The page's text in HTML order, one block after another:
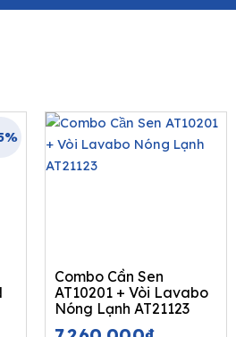
Combo Cần Sen
AT10201 + Vòi Lavabo
Nóng Lạnh AT21123